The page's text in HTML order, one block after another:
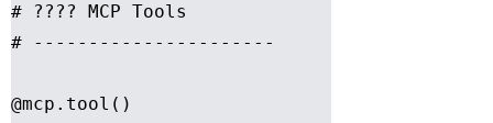
# ????️ MCP Tools
# ----------------------
@mcp.tool()